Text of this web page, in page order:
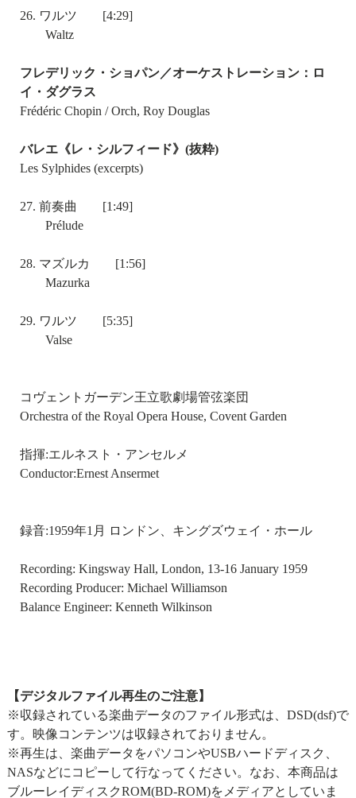
26. ワルツ [4:29]
Waltz
フレデリック・ショパン／オーケストレーション：ロ
イ・ダグラス
Frédéric Chopin / Orch, Roy Douglas
バレエ《レ・シルフィード》(抜粋)
Les Sylphides (excerpts)
27. 前奏曲 [1:49]
Prélude
28. マズルカ [1:56]
Mazurka
29. ワルツ [5:35]
Valse
コヴェントガーデン王立歌劇場管弦楽団
Orchestra of the Royal Opera House, Covent Garden
指揮:エルネスト・アンセルメ
Conductor:Ernest Ansermet
録音:1959年1月 ロンドン、キングズウェイ・ホール
Recording: Kingsway Hall, London, 13-16 January 1959
Recording Producer: Michael Williamson
Balance Engineer: Kenneth Wilkinson
【デジタルファイル再生のご注意】
※収録されている楽曲データのファイル形式は、DSD(dsf)で
す。映像コンテンツは収録されておりません。
※再生は、楽曲データをパソコンやUSBハードディスク、
NASなどにコピーして行なってください。なお、本商品は
ブルーレイディスクROM(BD-ROM)をメディアとしていま